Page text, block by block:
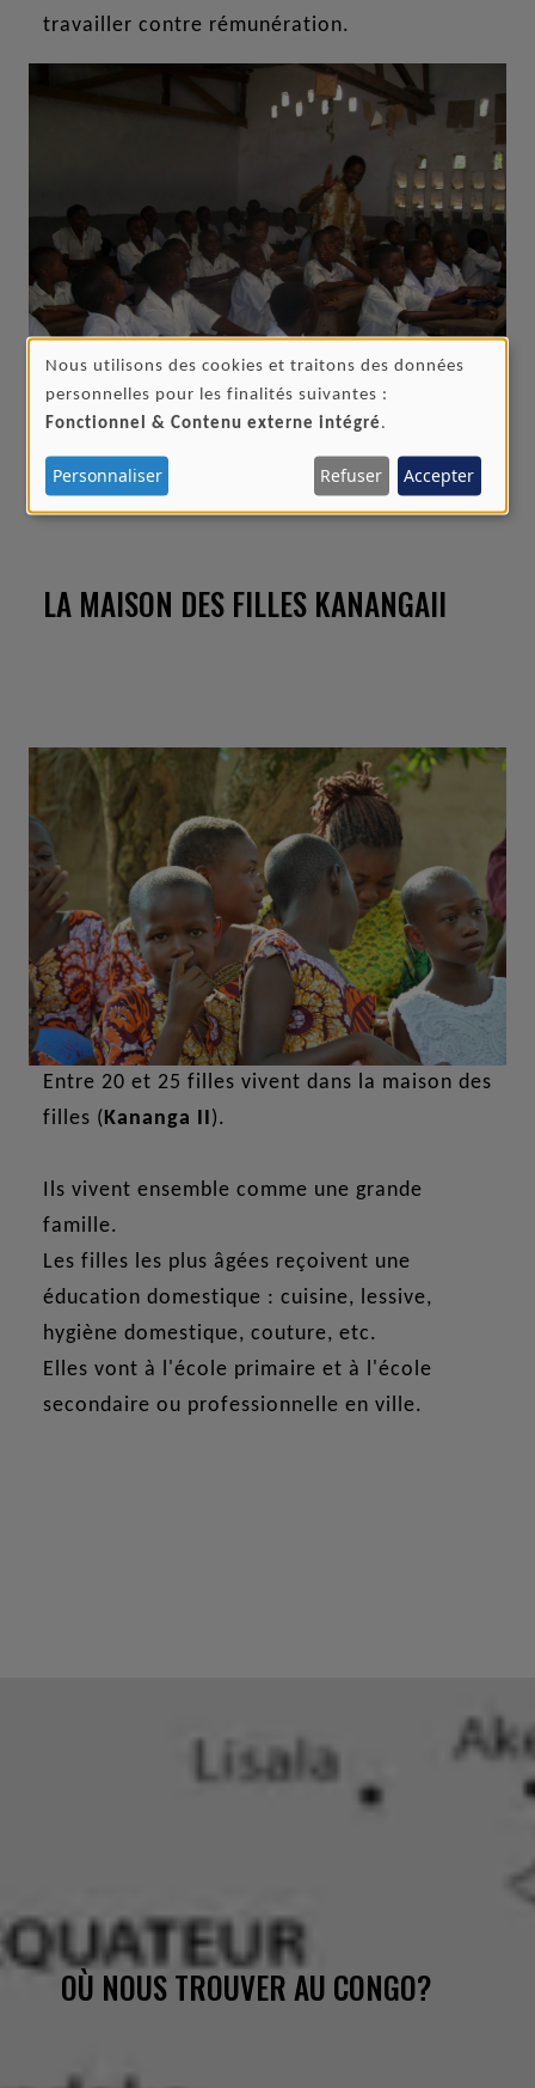
travailler contre rémunération.
(Centre de Spécialisation Professionnelle) zijn door de
staat erkend.
LA MAISON DES FILLES KANANGAII
Entre 20 et 25 filles vivent dans la maison des
filles ( Kananga II ).
Ils vivent ensemble comme une grande
famille.
Les filles les plus âgées reçoivent une
éducation domestique : cuisine, lessive,
hygiène domestique, couture, etc.
Elles vont à l'école primaire et à l'école
secondaire ou professionnelle en ville.
OÙ NOUS TROUVER AU CONGO?
UTILISATION
DES
DONNÉES
PERSONNELLES
COOKIES
Nous utilisons des cookies et traitons des données
personnelles pour les finalités suivantes :
Fonctionnel & Contenu externe intégré .
Personnaliser Refuser Accepter